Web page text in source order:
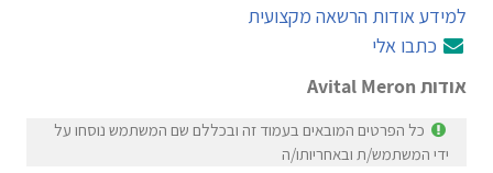
למידע אודות הרשאה מקצועית
כתבו אלי
אודות Avital Meron
כל הפרטים המובאים בעמוד זה ובכללם שם המשתמש נוסחו על
ידי המשתמש/ת ובאחריותו/ה